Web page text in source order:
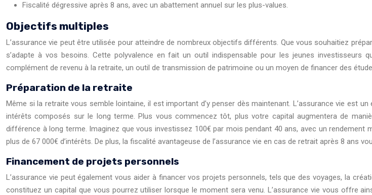
Fiscalité dégressive après 8 ans, avec un abattement annuel sur les plus-values.
Objectifs multiples
L’assurance vie peut être utilisée pour atteindre de nombreux objectifs différents. Que vous souhaitiez
s’adapte à vos besoins. Cette polyvalence en fait un outil indispensable pour les jeunes investisseurs
complément de revenu à la retraite, un outil de transmission de patrimoine ou un moyen de financer des
Préparation de la retraite
Même si la retraite vous semble lointaine, il est important d’y penser dès maintenant. L’assurance vie est
intérêts composés sur le long terme. Plus vous commencez tôt, plus votre capital augmentera de
différence à long terme. Imaginez que vous investissez 100€ par mois pendant 40 ans, avec un
plus de 67 000€ d’intérêts. De plus, la fiscalité avantageuse de l’assurance vie en cas de retrait après 8 ans
Financement de projets personnels
L’assurance vie peut également vous aider à financer vos projets personnels, tels que des voyages, la
constituez un capital que vous pourrez utiliser lorsque le moment sera venu. L’assurance vie vous offre